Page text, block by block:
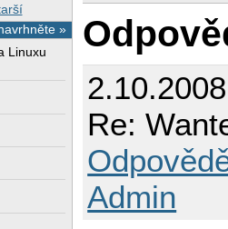
»
Linuxu
Re:
Admin